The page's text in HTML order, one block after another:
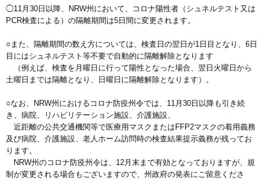
◯11月30日以降、NRW州において、コロナ陽性者（シュネルテスト又は
PCR検査による）の隔離期間は5日間に変更されます。
○また、隔離期間の数え方については、検査日の翌日が1日目となり、6日
目にはシュネルテスト等不要で自動的に隔離解除となります
（例えば、検査を月曜日に行って陽性となった場合、翌日火曜日から
土曜日までは隔離となり、日曜日に隔離解除となります）。
○なお、NRW州におけるコロナ防疫州令では、11月30日以降も引き続
き、病院、リハビリテーション施設、介護施設、
近距離の公共交通機関等で医療用マスクまたはFFP2マスクの着用義務
及び病院、介護施設、老人ホーム訪問時の検査結果提示義務が残ってお
ります。
NRW州のコロナ防疫州令は、12月末まで有効となっておりますが、規
制が変更される場合もございますので、州政府の発表にご留意くださ